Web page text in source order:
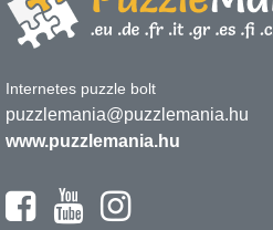
Internetes puzzle bolt
puzzlemania@puzzlemania.hu
www.puzzlemania.hu